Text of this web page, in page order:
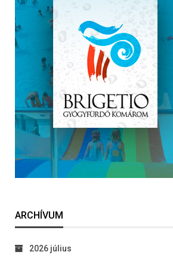
ARCHÍVUM
2026 július